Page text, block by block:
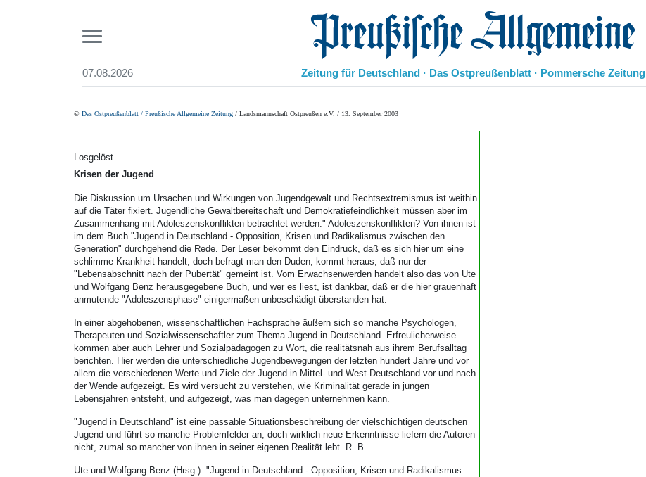
07.08.2026 Preußische Allgemeine Zeitung
Zeitung für Deutschland · Das Ostpreußenblatt · Pommersche Zeitung
Start
Abonnenten-Login
Abonnent werden
Archiv
Mediadaten
Geschichte
Ostpreußen
Berlin-Brandenburg
Danzig und Westpreußen
Suchen und finden
© Das Ostpreußenblatt / Preußische Allgemeine Zeitung / Landsmannschaft Ostpreußen e.V. / 13. September 2003
Losgelöst
Krisen der Jugend
Die Diskussion um Ursachen und Wirkungen von Jugendgewalt und Rechtsextremismus ist weithin
auf die Täter fixiert. Jugendliche Gewaltbereitschaft und Demokratiefeindlichkeit müssen aber im
Zusammenhang mit Adoleszenskonflikten betrachtet werden." Adoleszenskonflikten? Von ihnen ist
im dem Buch "Jugend in Deutschland - Opposition, Krisen und Radikalismus zwischen den
Generation" durchgehend die Rede. Der Leser bekommt den Eindruck, daß es sich hier um eine
schlimme Krankheit handelt, doch befragt man den Duden, kommt heraus, daß nur der
"Lebensabschnitt nach der Pubertät" gemeint ist. Vom Erwachsenwerden handelt also das von Ute
und Wolfgang Benz herausgegebene Buch, und wer es liest, ist dankbar, daß er die hier grauenhaft
anmutende "Adoleszensphase" einigermaßen unbeschädigt überstanden hat.
In einer abgehobenen, wissenschaftlichen Fachsprache äußern sich so manche Psychologen,
Therapeuten und Sozialwissenschaftler zum Thema Jugend in Deutschland. Erfreulicherweise
kommen aber auch Lehrer und Sozialpädagogen zu Wort, die realitätsnah aus ihrem Berufsalltag
berichten. Hier werden die unterschiedliche Jugendbewegungen der letzten hundert Jahre und vor
allem die verschiedenen Werte und Ziele der Jugend in Mittel- und West-Deutschland vor und nach
der Wende aufgezeigt. Es wird versucht zu verstehen, wie Kriminalität gerade in jungen
Lebensjahren entsteht, und aufgezeigt, was man dagegen unternehmen kann.
"Jugend in Deutschland" ist eine passable Situationsbeschreibung der vielschichtigen deutschen
Jugend und führt so manche Problemfelder an, doch wirklich neue Erkenntnisse liefern die Autoren
nicht, zumal so mancher von ihnen in seiner eigenen Realität lebt. R. B.
Ute und Wolfgang Benz (Hrsg.): "Jugend in Deutschland - Opposition, Krisen und Radikalismus